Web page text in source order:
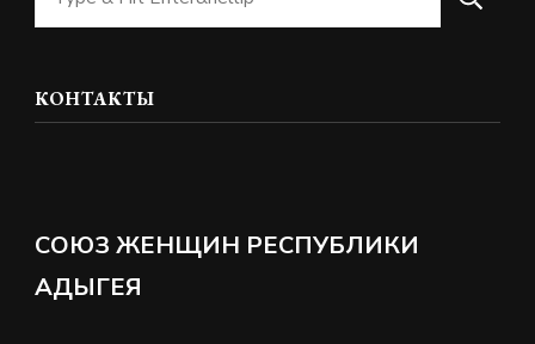
что-
КОНТАКТЫ
СОЮЗ ЖЕНЩИН РЕСПУБЛИКИ
АДЫГЕЯ